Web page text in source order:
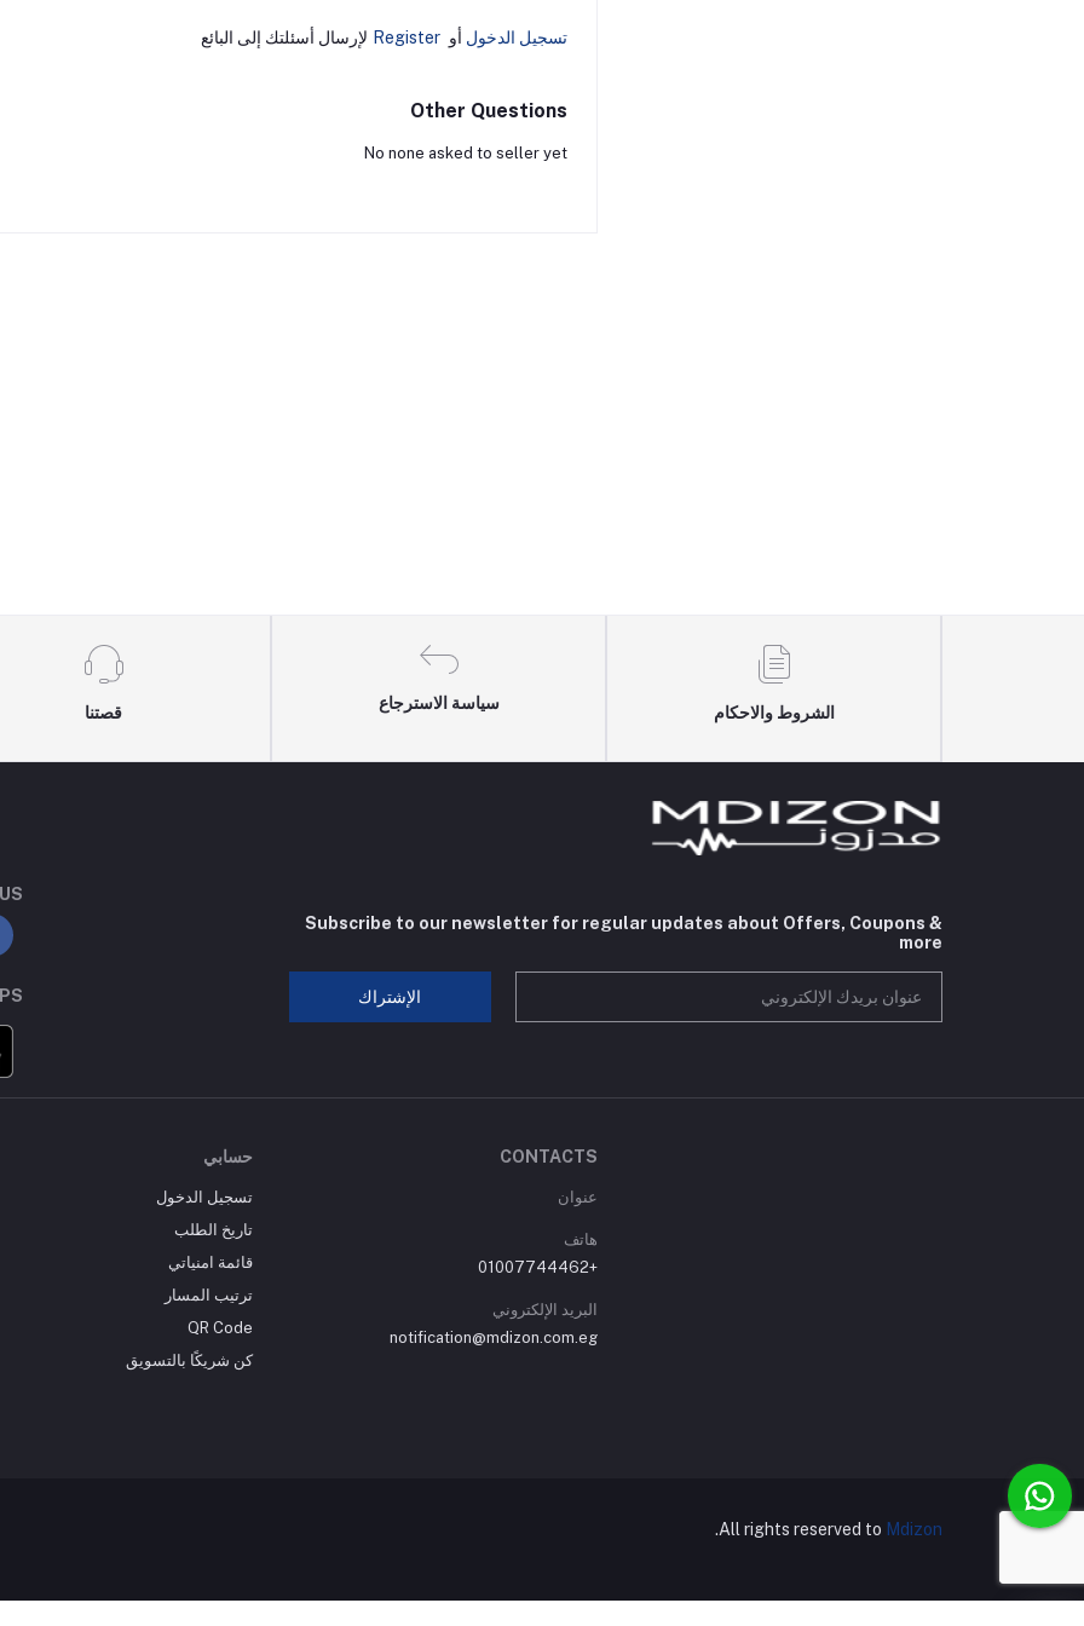
تسجيل الدخول أو Register لإرسال أسئلتك إلى البائع
Other Questions
No none asked to seller yet
الشروط والاحكام
سياسة الاسترجاع
قصتنا
Subscribe to our newsletter for regular updates about Offers, Coupons &
more
الإشتراك
CONTACTS
عنوان
هاتف
+01007744462
البريد الإلكتروني
notification@mdizon.com.eg
حسابي
تسجيل الدخول
تاريخ الطلب
قائمة امنياتي
ترتيب المسار
QR Code
كن شريكًا بالتسويق
All rights reserved to Mdizon
.